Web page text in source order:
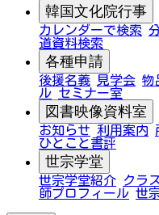
韓国文化院行事
カレンダーで検索
道資料検索
各種申請
後援名義 見学会 物
ル セミナー室
図書映像資料室
お知らせ 利用案内
ひとこと書評
世宗学堂
世宗学堂紹介 クラ
師プロフィール 世